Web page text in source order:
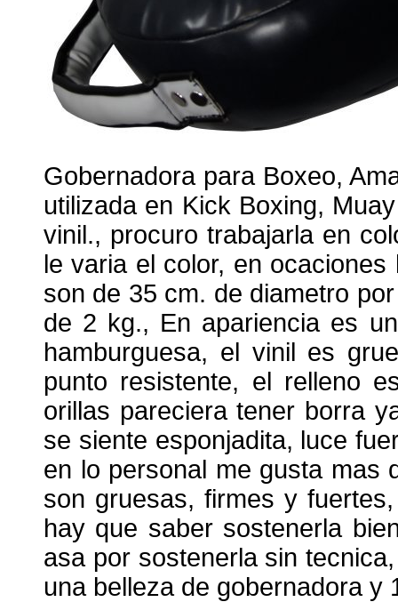
Gobernadora para Boxeo,
utilizada en Kick Boxing,
vinil., procuro trabajarla en
le varia el color, en
son de 35 cm. de diametro
de 2 kg., En apariencia es
hamburguesa, el vinil es
punto resistente, el relleno
orillas pareciera tener borra
se siente esponjadita, luce
en lo personal me gusta mas
son gruesas, firmes y
hay que saber sostenerla
asa por sostenerla sin
una belleza de gobernadora y